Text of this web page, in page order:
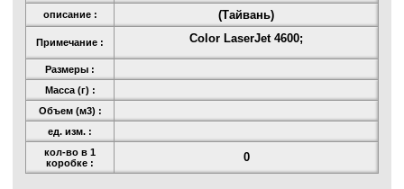
описание : (Тайвань)
Примечание : Color LaserJet 4600;
Размеры :
Масса (г) :
Объем (м3) :
ед. изм. :
кол-во в 1
коробке :
0